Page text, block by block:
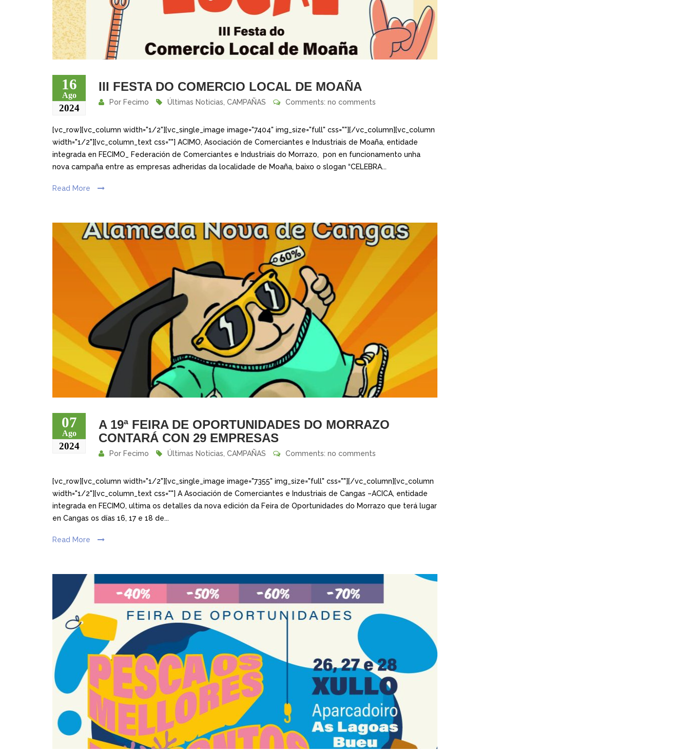
16
Ago
2024
III FESTA DO COMERCIO LOCAL DE MOAÑA
Por Fecimo Últimas Noticias CAMPAÑAS Comments: no comments
[vc_row][vc_column width="1/2"][vc_single_image image="7404" img_size="full" css=""][/vc_column][vc_column
width="1/2"][vc_column_text css=""] ACIMO, Asociación de Comerciantes e Industriais de Moaña, entidade
integrada en FECIMO_ Federación de Comerciantes e Industriais do Morrazo, pon en funcionamento unha
nova campaña entre as empresas adheridas da localidade de Moaña, baixo o slogan “CELEBRA...
Read More
07
Ago
2024
A 19ª FEIRA DE OPORTUNIDADES DO MORRAZO
CONTARÁ CON 29 EMPRESAS
Por Fecimo Últimas Noticias CAMPAÑAS Comments: no comments
[vc_row][vc_column width="1/2"][vc_single_image image="7355" img_size="full" css=""][/vc_column][vc_column
width="1/2"][vc_column_text css=""] A Asociación de Comerciantes e Industriais de Cangas –ACICA, entidade
integrada en FECIMO, ultima os detalles da nova edición da Feira de Oportunidades do Morrazo que terá lugar
en Cangas os días 16, 17 e 18 de...
Read More